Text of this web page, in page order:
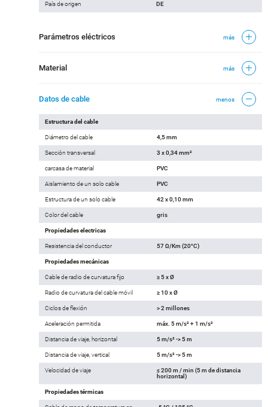
País de origen DE
Parámetros eléctricos más
Material más
Datos de cable menos
Estructura del cable
Diámetro del cable 4,5 mm
Sección transversal 3 x 0,34 mm²
carcasa de material PVC
Aislamiento de un solo cable PVC
Estructura de un solo cable 42 x 0,10 mm
Color del cable gris
Propiedades electricas
Resistencia del conductor 57 Ω/Km (20°C)
Propiedades mecánicas
Cable de radio de curvatura fijo ≥ 5 x Ø
Radio de curvatura del cable móvil ≥ 10 x Ø
Ciclos de flexión > 2 millones
Aceleración permitida máx. 5 m/s² + 1 m/s²
Distancia de viaje, horizontal 5 m/s² -> 5 m
Distancia de viaje, vertical 5 m/s² -> 5 m
Velocidad de viaje
≤ 200 m / min (5 m de distancia
horizontal)
Propiedades térmicas